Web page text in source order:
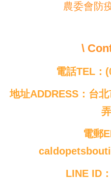
農委會防
\
電話TEL：
地址ADDRESS：台
電郵
LINE ID